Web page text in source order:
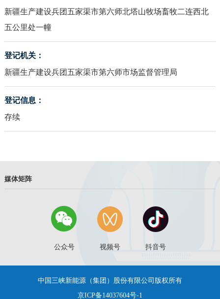
新疆生产建设兵团五家渠市第六师北塔山牧场畜牧二连西北
五公里处一幢
登记机关：
新疆生产建设兵团五家渠市第六师市场监督管理局
登记信息：
存续
媒体矩阵
公众号 视频号 抖音号
中国三峡新能源（集团）股份有限公司版权所有
京ICP备14037604号-1